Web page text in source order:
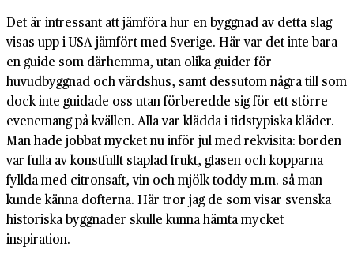
Det är intressant att jämföra hur en byggnad av detta slag
visas upp i USA jämfört med Sverige. Här var det inte bara
en guide som därhemma, utan olika guider för
huvudbyggnad och värdshus, samt dessutom några till som
dock inte guidade oss utan förberedde sig för ett större
evenemang på kvällen. Alla var klädda i tidstypiska kläder.
Man hade jobbat mycket nu inför jul med rekvisita: borden
var fulla av konstfullt staplad frukt, glasen och kopparna
fyllda med citronsaft, vin och mjölk-toddy m.m. så man
kunde känna dofterna. Här tror jag de som visar svenska
historiska byggnader skulle kunna hämta mycket
inspiration.